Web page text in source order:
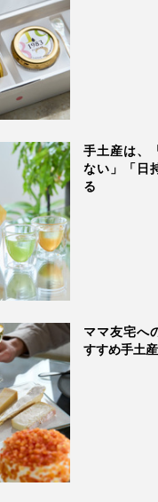
にポタージュの粉末を
さ。ちょっと危険です。
細切りタイプがおすす
ジュの粉末とよく絡み
ブオイルで揚げれば、
罪悪感が帳消しになる
手土産は、
ない」「日
る
ママ友宅へ
すすめ手土